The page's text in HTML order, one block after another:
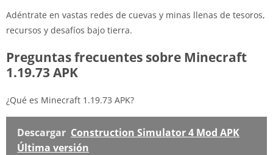
Adéntrate en vastas redes de cuevas y minas llenas de tesoros,
recursos y desafíos bajo tierra.
Preguntas frecuentes sobre Minecraft
1.19.73 APK
¿Qué es Minecraft 1.19.73 APK?
Descargar Construction Simulator 4 Mod APK
Última versión